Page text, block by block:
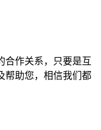
合作关系，只要是互
帮助您，相信我们都